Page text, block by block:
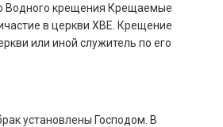
Водного крещения Крещаемые
в церкви ХВЕ. Крещение
или иной служитель по его
установлены Господом. В